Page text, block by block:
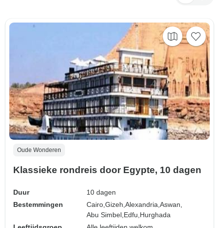
Oude Wonderen
Klassieke rondreis door Egypte, 10 dagen
Duur
10 dagen
Bestemmingen
Cairo,Gizeh,Alexandria,Aswan,
Abu Simbel, Edfu, Hurghada